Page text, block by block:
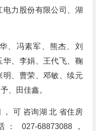
力股份有限公司、湖
、冯素军、熊杰、刘
、李娟、王代飞、鞠
、曹荣、邓敏、续元
、田佳鑫。
可 咨询湖 北 省住房
027-68873088，